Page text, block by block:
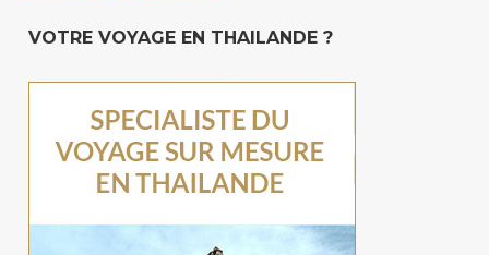
VOTRE VOYAGE EN THAILANDE ?